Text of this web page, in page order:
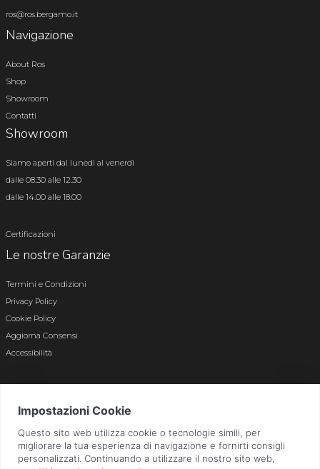
ros@ros.bergamo.it
Navigazione
About Ros
Shop
Showroom
Contatti
Showroom
Siamo aperti dal lunedì al venerdì
dalle 08.30 alle 12.30
dalle 14.00 alle 18.00
Certificazioni
Le nostre Garanzie
Termini e Condizioni
Privacy Policy
Cookie Policy
Aggiorna Consensi
Accessibilità
Bergamo n. 01496180165 · Capitale Sociale i.v. € 800.000,00